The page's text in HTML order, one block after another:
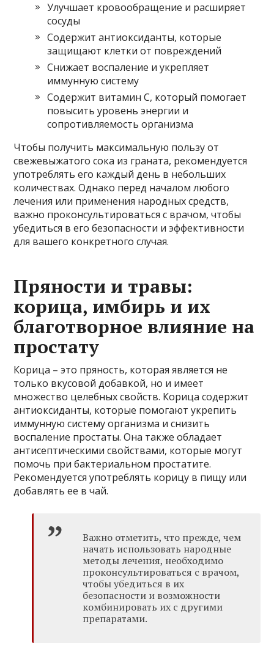
Улучшает кровообращение и расширяет
сосуды
Содержит антиоксиданты, которые
защищают клетки от повреждений
Снижает воспаление и укрепляет
иммунную систему
Содержит витамин С, который помогает
повысить уровень энергии и
сопротивляемость организма
Чтобы получить максимальную пользу от
свежевыжатого сока из граната, рекомендуется
употреблять его каждый день в небольших
количествах. Однако перед началом любого
лечения или применения народных средств,
важно проконсультироваться с врачом, чтобы
убедиться в его безопасности и эффективности
для вашего конкретного случая.
Пряности и травы:
корица, имбирь и их
благотворное влияние на
простату
Корица – это пряность, которая является не
только вкусовой добавкой, но и имеет
множество целебных свойств. Корица содержит
антиоксиданты, которые помогают укрепить
иммунную систему организма и снизить
воспаление простаты. Она также обладает
антисептическими свойствами, которые могут
помочь при бактериальном простатите.
Рекомендуется употреблять корицу в пищу или
добавлять ее в чай.
Важно отметить, что прежде, чем
начать использовать народные
методы лечения, необходимо
проконсультироваться с врачом,
чтобы убедиться в их
безопасности и возможности
комбинировать их с другими
препаратами.